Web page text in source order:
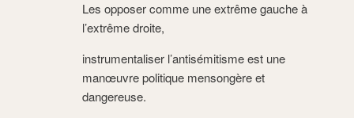
Les opposer comme une extrême gauche à
l’extrême droite,
instrumentaliser l’antisémitisme est une
manœuvre politique mensongère et
dangereuse.